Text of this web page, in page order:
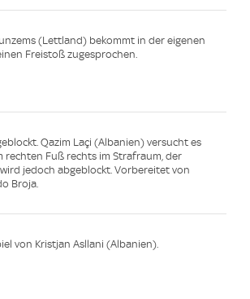
(Lettland) bekommt in der eigenen
Freistoß zugesprochen.
Qazim Laçi (Albanien) versucht es
rechten Fuß rechts im Strafraum, der
jedoch abgeblockt. Vorbereitet von
Broja.
von Kristjan Asllani (Albanien).